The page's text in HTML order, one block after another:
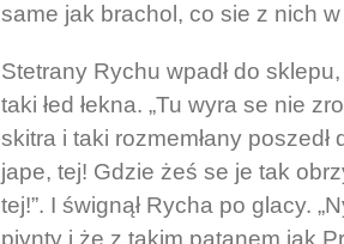
same jak brachol, co sie z nich
Stetrany Rychu wpadł do sklepu,
taki łed łekna. „Tu wyra se nie
skitra i taki rozmemłany poszedł
jape, tej! Gdzie żeś se je tak
tej!”. I śwignął Rycha po glacy.
pjynty i że z takim patanem jak